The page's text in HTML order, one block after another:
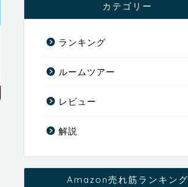
カテゴリー
ランキング
ルームツアー
レビュー
解説
Amazon売れ筋ランキング